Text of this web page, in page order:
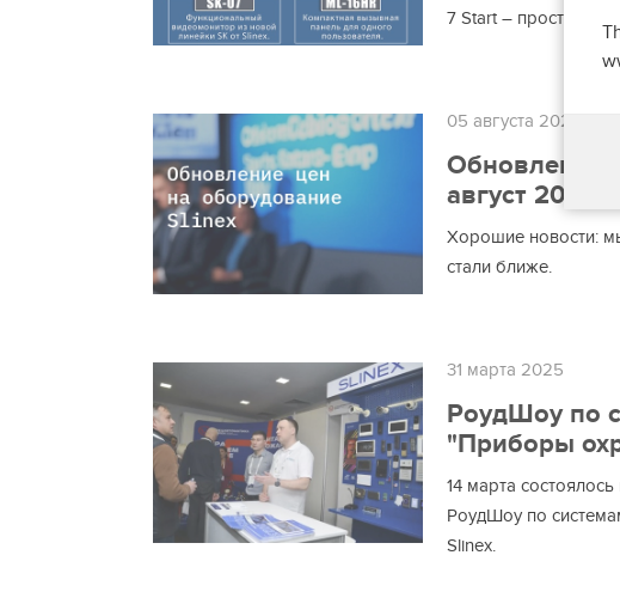
7 Start – просто,
05 августа 2025
Обновление
август 2025
Хорошие новости:
стали ближе.
31 марта 2025
РоудШоу по
"Приборы
14 марта
РоудШоу по
Slinex.